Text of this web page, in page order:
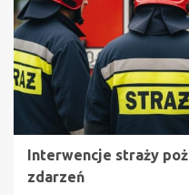
Interwencje straży
zdarzeń